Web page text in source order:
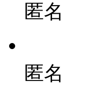
匿名
匿名